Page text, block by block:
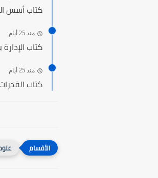
كتاب أسس
منذ 25 أيام
كتاب
منذ 25 أيام
كتاب